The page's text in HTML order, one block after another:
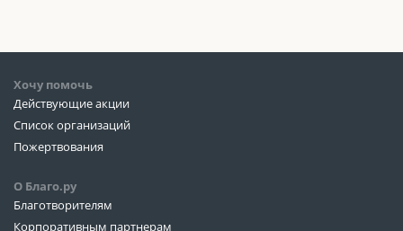
Хочу помочь
Действующие акции
Список организаций
Пожертвования
О Благо.ру
Благотворителям
Корпоративным партнерам